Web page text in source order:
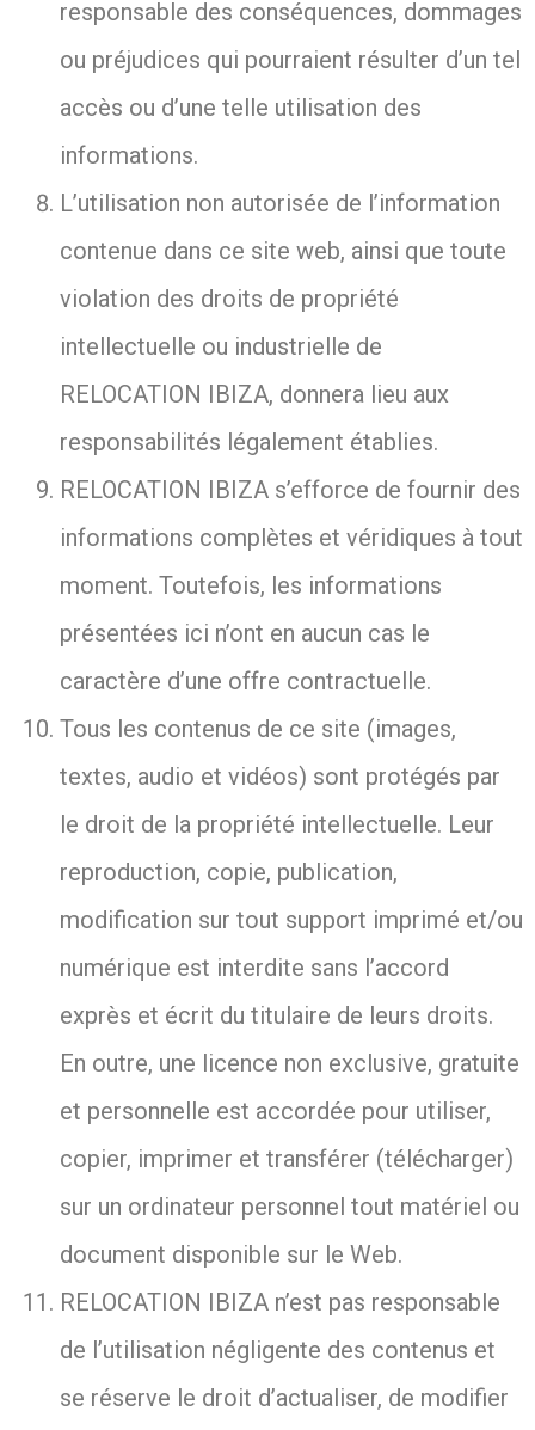
responsable des conséquences, dommages
ou préjudices qui pourraient résulter d’un tel
accès ou d’une telle utilisation des
informations.
L’utilisation non autorisée de l’information
contenue dans ce site web, ainsi que toute
violation des droits de propriété
intellectuelle ou industrielle de
RELOCATION IBIZA, donnera lieu aux
responsabilités légalement établies.
RELOCATION IBIZA s’efforce de fournir des
informations complètes et véridiques à tout
moment. Toutefois, les informations
présentées ici n’ont en aucun cas le
caractère d’une offre contractuelle.
Tous les contenus de ce site (images,
textes, audio et vidéos) sont protégés par
le droit de la propriété intellectuelle. Leur
reproduction, copie, publication,
modification sur tout support imprimé et/ou
numérique est interdite sans l’accord
exprès et écrit du titulaire de leurs droits.
En outre, une licence non exclusive, gratuite
et personnelle est accordée pour utiliser,
copier, imprimer et transférer (télécharger)
sur un ordinateur personnel tout matériel ou
document disponible sur le Web.
RELOCATION IBIZA n’est pas responsable
de l’utilisation négligente des contenus et
se réserve le droit d’actualiser, de modifier